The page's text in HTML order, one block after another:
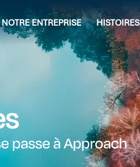
NOTRE ENTREPRISE HISTOIRES
passe à Approach